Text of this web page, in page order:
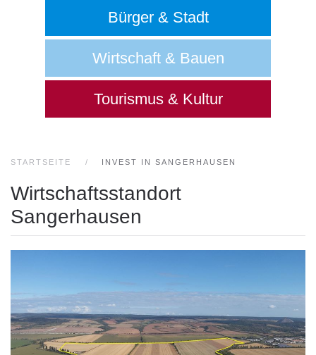
Bürger & Stadt
Wirtschaft & Bauen
Tourismus & Kultur
STARTSEITE INVEST IN SANGERHAUSEN
Wirtschaftsstandort
Sangerhausen